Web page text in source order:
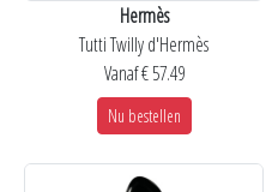
Hermès
Tutti Twilly d'Hermès
Vanaf € 57.49
Nu bestellen